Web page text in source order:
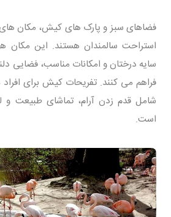
فضاهای سبز و پارک های کیش، مکان
استراحت سالمندان هستند. این مکان
سایه درختان و امکانات مناسب، فضایی
فراهم می کنند. تفریحات کیش برای
شامل قدم زدن آرام، تماشای طبیعت
است.